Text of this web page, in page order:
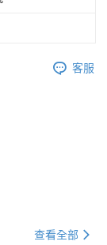
客服
查看全部